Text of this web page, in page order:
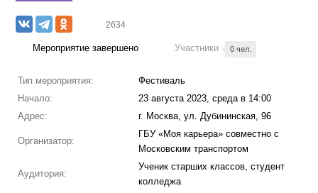
2634
Мероприятие завершено Участники 0 чел.
Тип мероприятия:
Фестиваль
Начало:
23 августа 2023, среда в 14:00
Адрес:
г. Москва, ул. Дубининская, 96
Организатор:
ГБУ «Моя карьера» совместно с
Московским транспортом
Аудитория:
Ученик старших классов, студент
колледжа